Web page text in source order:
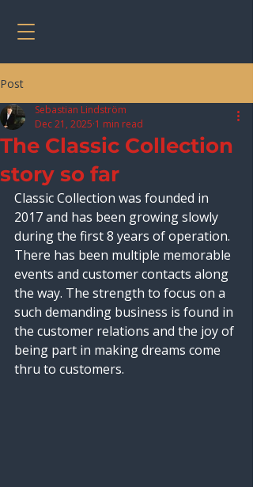
Post
The Classic Collection
story so far
Sebastian Lindström
Dec 21, 2025 1 min read
Classic Collection was founded in
2017 and has been growing slowly
during the first 8 years of operation.
There has been multiple memorable
events and customer contacts along
the way. The strength to focus on a
such demanding business is found in
the customer relations and the joy of
being part in making dreams come
thru to customers.